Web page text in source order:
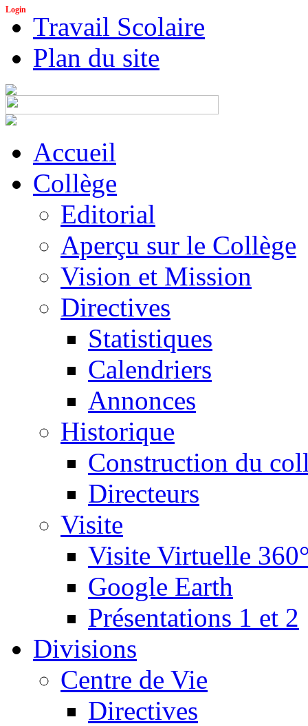
Login
Travail Scolaire
Plan du site
Accueil
Collège
Editorial
Aperçu sur le Collège
Vision et Mission
Directives
Statistiques
Calendriers
Annonces
Historique
Construction du
Directeurs
Visite
Visite Virtuelle
Google Earth
Présentations 1 et 2
Divisions
Centre de Vie
Directives